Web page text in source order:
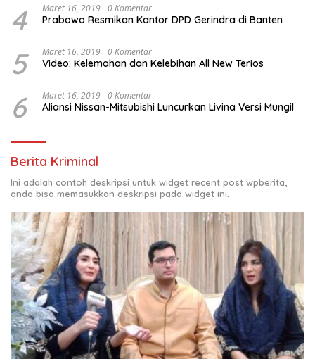
4 Maret 16, 2019 0 Komentar
Prabowo Resmikan Kantor DPD Gerindra di Banten
5 Maret 16, 2019 0 Komentar
Video: Kelemahan dan Kelebihan All New Terios
6 Maret 16, 2019 0 Komentar
Aliansi Nissan-Mitsubishi Luncurkan Livina Versi Mungil
Berita Kriminal
Ini adalah contoh deskripsi untuk widget recent post wpberita,
anda bisa memasukkan deskripsi pada widget ini.